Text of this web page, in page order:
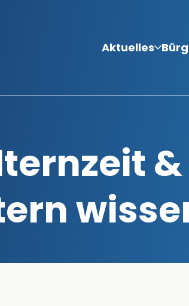
Aktuelles